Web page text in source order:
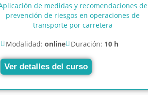
de medidas y recomendaciones de
prevención de riesgos en operaciones de
transporte por carretera
Modalidad: online Duración: 10 h
Ver detalles del curso